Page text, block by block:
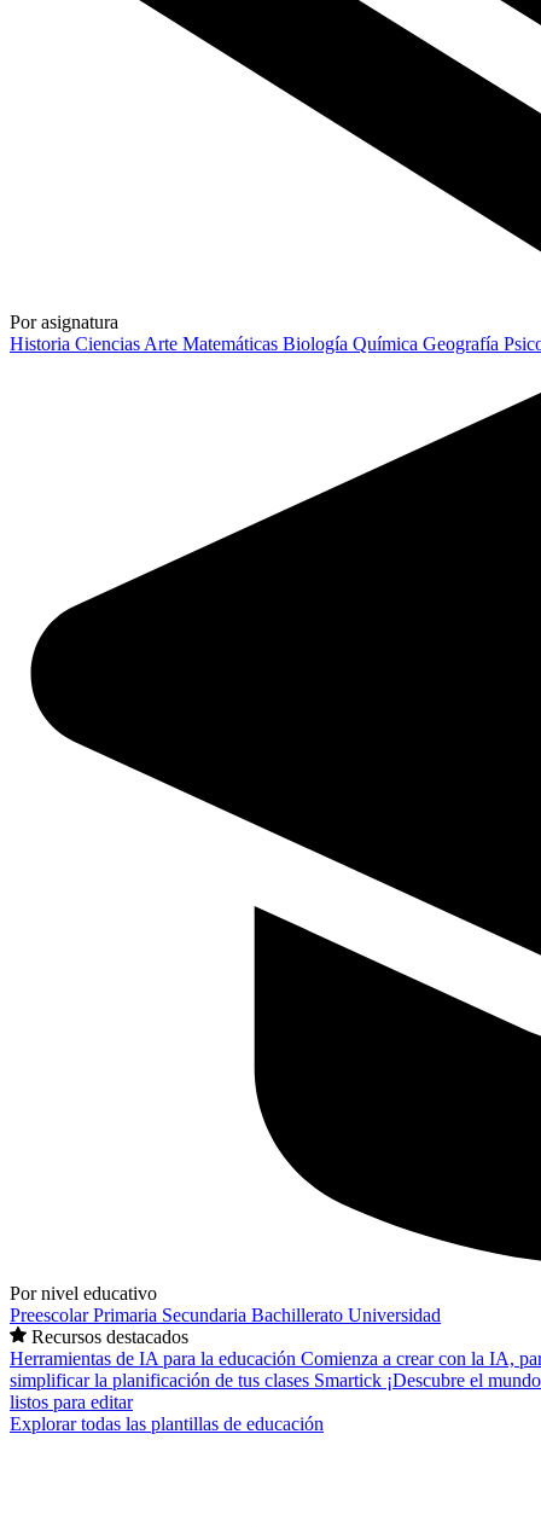
Por asignatura
Historia Ciencias Arte Matemáticas Biología Química Geografía
Por nivel educativo
PreescolarPrimaria Secundaria Bachillerato Universidad
Recursos destacados
Herramientas de IA para la educación Comienza a crear con la IA,
simplificar la planificación de tus clases Smartick ¡Descubre el
listos para editar
Explorar todas las plantillas de educación